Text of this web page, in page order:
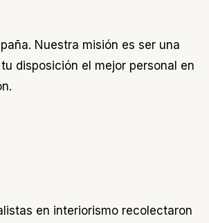
Nuestra misión es ser una
disposición el mejor personal en
en interiorismo recolectaron